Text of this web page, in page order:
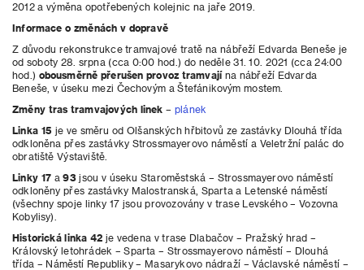
2012 a výměna opotřebených kolejnic na jaře 2019.
Informace o změnách v dopravě
Z důvodu rekonstrukce tramvajové tratě na nábřeží Edvarda Beneše je
od soboty 28. srpna (cca 0:00 hod.) do neděle 31. 10. 2021 (cca 24:00
hod.) obousměrně přerušen provoz tramvajína nábřeží Edvarda
Beneše, v úseku mezi Čechovým a Štefánikovým mostem.
Změny tras tramvajových linek–plánek
Linka 15 je ve směru od Olšanských hřbitovů ze zastávky Dlouhá třída
odkloněna přes zastávky Strossmayerovo náměstí a Veletržní palác do
obratiště Výstaviště.
Linky 17a93jsou v úseku Staroměstská – Strossmayerovo náměstí
odkloněny přes zastávky Malostranská, Sparta a Letenské náměstí
(všechny spoje linky 17 jsou provozovány v trase Levského – Vozovna
Kobylisy).
Historická linka 42 je vedena v trase Dlabačov – Pražský hrad –
Královský letohrádek – Sparta – Strossmayerovo náměstí – Dlouhá
třída – Náměstí Republiky – Masarykovo nádraží – Václavské náměstí –